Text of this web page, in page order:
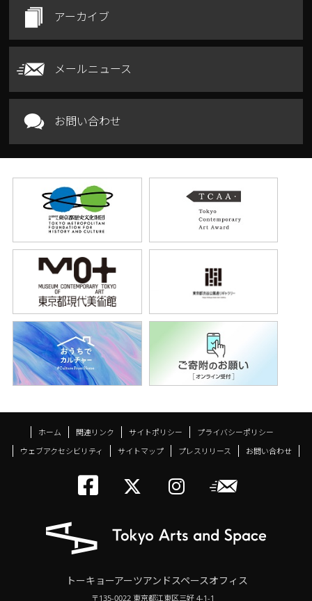
アーカイブ
メールニュース
お問い合わせ
ホーム 関連リンク サイトポリシー
プライバシーポリシー
ウェブアクセシビリティ
サイトマップ プレスリリース お問い合わせ
トーキョーアーツ
メールニ
トーキョーアーツアンドスペースオフィス
〒135-0022 東京都江東区三好 4-1-1